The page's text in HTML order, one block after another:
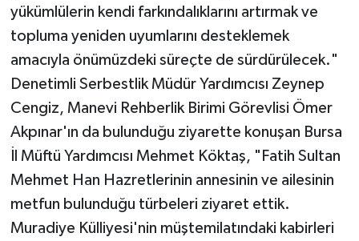
yükümlülerin kendi farkındalıklarını artırmak ve
topluma yeniden uyumlarını desteklemek
amacıyla önümüzdeki süreçte de sürdürülecek."
Denetimli Serbestlik Müdür Yardımcısı Zeynep
Cengiz, Manevi Rehberlik Birimi Görevlisi Ömer
Akpınar'ın da bulunduğu ziyarette konuşan Bursa
İl Müftü Yardımcısı Mehmet Köktaş, "Fatih Sultan
Mehmet Han Hazretlerinin annesinin ve ailesinin
metfun bulunduğu türbeleri ziyaret ettik.
Muradiye Külliyesi'nin müştemilatındaki kabirleri